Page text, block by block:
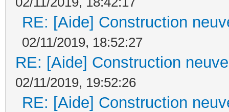
RE: [Aide] Construction
02/11/2019, 18:52:27
RE: [Aide] Construction
02/11/2019, 19:52:26
RE: [Aide] Construction